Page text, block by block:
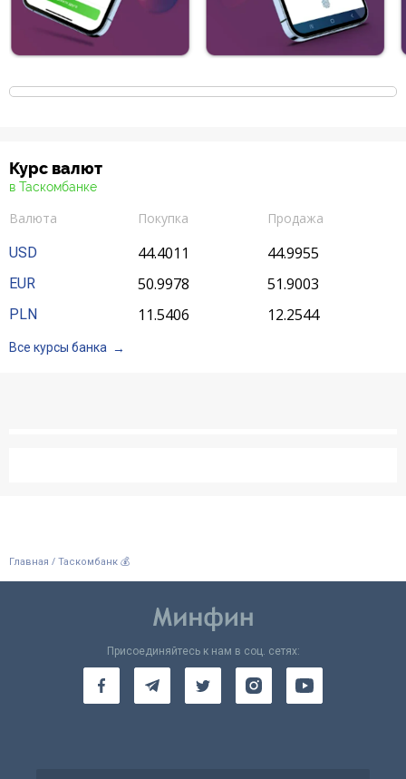
Курс валют
в Таскомбанке
Валюта Покупка
Продажа
USD
44.4011 44.9955
EUR 50.9978 51.9003
PLN 11.5406 12.2544
Все курсы банка
Главная / Таскомбанк 💰
Присоединяйтесь к нам в соц. сетях: